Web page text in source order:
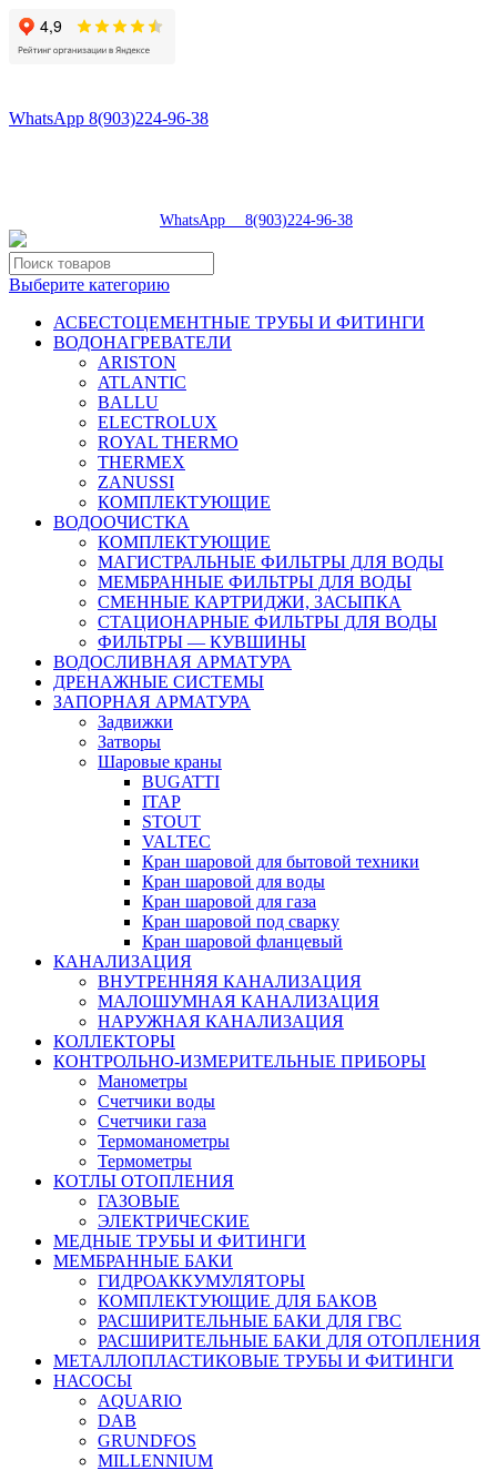
WhatsApp 8(903)224-96-38
WhatsApp 8(903)224-96-38
Выберите категорию
АСБЕСТОЦЕМЕНТНЫЕ ТРУБЫ И ФИТИНГИ
ВОДОНАГРЕВАТЕЛИ
ARISTON
ATLANTIC
BALLU
ELECTROLUX
ROYAL THERMO
THERMEX
ZANUSSI
КОМПЛЕКТУЮЩИЕ
ВОДООЧИСТКА
КОМПЛЕКТУЮЩИЕ
МАГИСТРАЛЬНЫЕ ФИЛЬТРЫ ДЛЯ ВОДЫ
МЕМБРАННЫЕ ФИЛЬТРЫ ДЛЯ ВОДЫ
СМЕННЫЕ КАРТРИДЖИ, ЗАСЫПКА
СТАЦИОНАРНЫЕ ФИЛЬТРЫ ДЛЯ ВОДЫ
ФИЛЬТРЫ — КУВШИНЫ
ВОДОСЛИВНАЯ АРМАТУРА
ДРЕНАЖНЫЕ СИСТЕМЫ
ЗАПОРНАЯ АРМАТУРА
Задвижки
Затворы
Шаровые краны
BUGATTI
ITAP
STOUT
VALTEC
Кран шаровой для бытовой техники
Кран шаровой для воды
Кран шаровой для газа
Кран шаровой под сварку
Кран шаровой фланцевый
КАНАЛИЗАЦИЯ
ВНУТРЕННЯЯ КАНАЛИЗАЦИЯ
МАЛОШУМНАЯ КАНАЛИЗАЦИЯ
НАРУЖНАЯ КАНАЛИЗАЦИЯ
КОЛЛЕКТОРЫ
КОНТРОЛЬНО-ИЗМЕРИТЕЛЬНЫЕ ПРИБОРЫ
Манометры
Счетчики воды
Счетчики газа
Термоманометры
Термометры
КОТЛЫ ОТОПЛЕНИЯ
ГАЗОВЫЕ
ЭЛЕКТРИЧЕСКИЕ
МЕДНЫЕ ТРУБЫ И ФИТИНГИ
МЕМБРАННЫЕ БАКИ
ГИДРОАККУМУЛЯТОРЫ
КОМПЛЕКТУЮЩИЕ ДЛЯ БАКОВ
РАСШИРИТЕЛЬНЫЕ БАКИ ДЛЯ ГВС
РАСШИРИТЕЛЬНЫЕ БАКИ ДЛЯ ОТОПЛЕНИЯ
МЕТАЛЛОПЛАСТИКОВЫЕ ТРУБЫ И ФИТИНГИ
НАСОСЫ
AQUARIO
DAB
GRUNDFOS
MILLENNIUM